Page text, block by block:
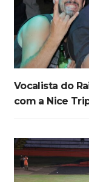
Vocalista do
com a Nice